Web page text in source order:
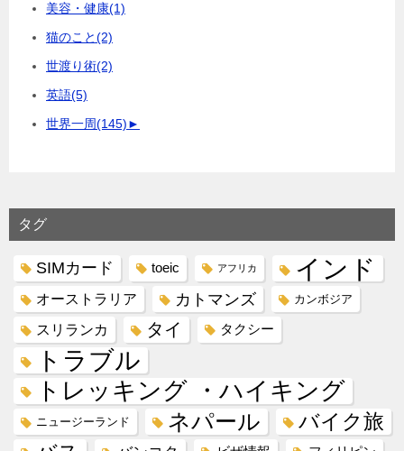
美容・健康(1)
猫のこと(2)
世渡り術(2)
英語(5)
世界一周(145)►
タグ
SIMカード toeic アフリカ インド
オーストラリア カトマンズ カンボジア
スリランカ タイ タクシー
トラブル
トレッキング ・ハイキング
ニュージーランド ネパール バイク旅